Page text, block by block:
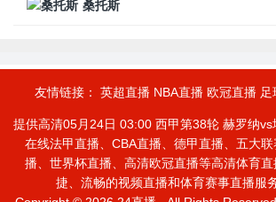
桑托斯
友情链接： 英超直播 NBA直播 欧冠直播
提供高清05月24日 03:00 西甲第38轮 赫罗纳vs
在线法甲直播、CBA直播、德甲直播、五大
播、世界杯直播、高清欧冠直播等高清体育
捷、流畅的视频直播和体育赛事直播服